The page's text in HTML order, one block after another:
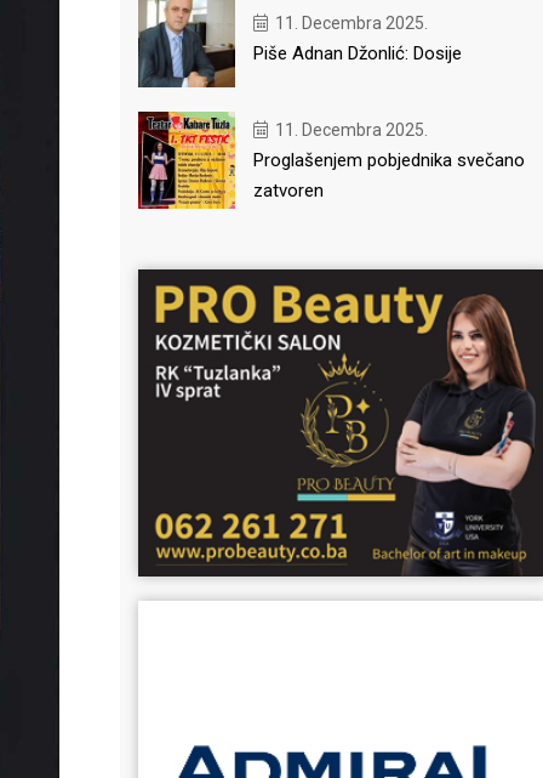
11. Decembra 2025.
Piše Adnan Džonlić: Dosije
11. Decembra 2025.
Proglašenjem pobjednika svečano
zatvoren